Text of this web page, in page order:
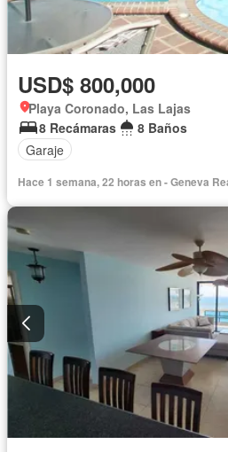
USD$ 800,000
Playa Coronado, Las Lajas
8 Recámaras
8 Baños
Garaje
Hace 1 semana, 22 horas en - Geneva